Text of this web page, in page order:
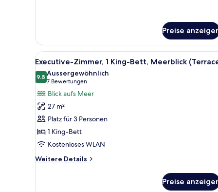
1 King-
Bett,
Meerblick
(Balcony)
Preise
Alle
Fotos
für
Executive-
Zimmer,
1 King-
Bett,
Meerblick
(Terrace)
anzeigen
Ein Hotelzimmer mit großem
6
Executive-Zimmer, 1 King-Bett, Meerblick
9.89.8 von 10
Aussergewöhnlich
7 Bewertungen
(7
Bewertungen)
Blick aufs Meer
27 m²
Platz für 3 Personen
1 King-Bett
Kostenloses WLAN
Weitere Details
Weitere
Preise